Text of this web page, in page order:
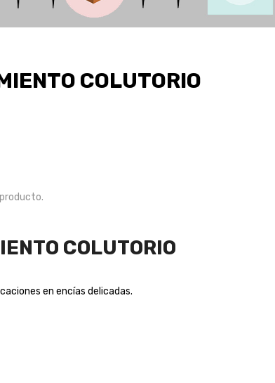
COLUTORIO
COLUTORIO
en encías delicadas.